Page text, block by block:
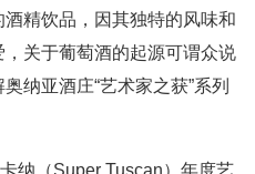
精饮品，因其独特的风味和
关于葡萄酒的起源可谓众说
纳亚酒庄“艺术家之获”系列
纳（Super Tuscan）年度艺